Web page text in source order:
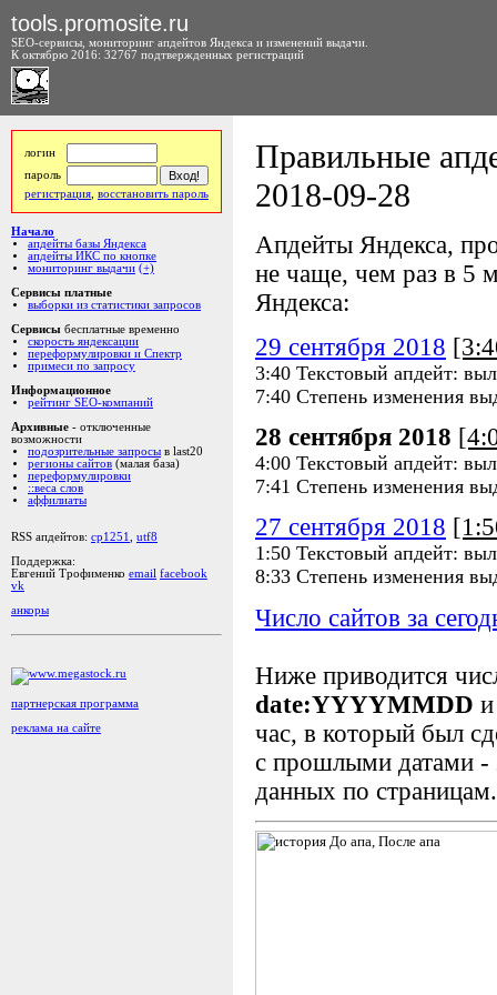
tools.promosite.ru
SEO-сервисы, мониторинг апдейтов Яндекса и изменений выдачи.
К октябрю 2016: 32767 подтвержденных регистраций
логин
пароль
регистрация восстановить пароль
Начало
апдейты базы Яндекса
апдейты ИКС по кнопке
мониторинг выдачи (+)
Сервисы платные
выборки из статистики запросов
Сервисы бесплатные временно
скорость яндексации
переформулировки и Спектр
примеси по запросу
Информационное
рейтинг SEO-компаний
Архивные - отключенные
возможности
подозрительные запросы в last20
регионы сайтов (малая база)
переформулировки
::веса слов
аффилиаты
RSS апдейтов: cp1251
utf8
Поддержка:
Евгений Трофименко email facebook
vk
анкоры
партнерская программа
реклама на сайте
Правильные
2018-09-28
Апдейты Яндекса,
не чаще, чем раз в 5
Яндекса:
29 сентября 2018
3:40 Текстовый апдейт:
7:40 Степень изменения
28 сентября 2018
4:00 Текстовый апдейт:
7:41 Степень изменения
27 сентября 2018
1:50 Текстовый апдейт:
8:33 Степень изменения
Число сайтов за
Ниже приводится
date:YYYYMMDD
час, в который был
с прошлыми датами -
данных по страницам.